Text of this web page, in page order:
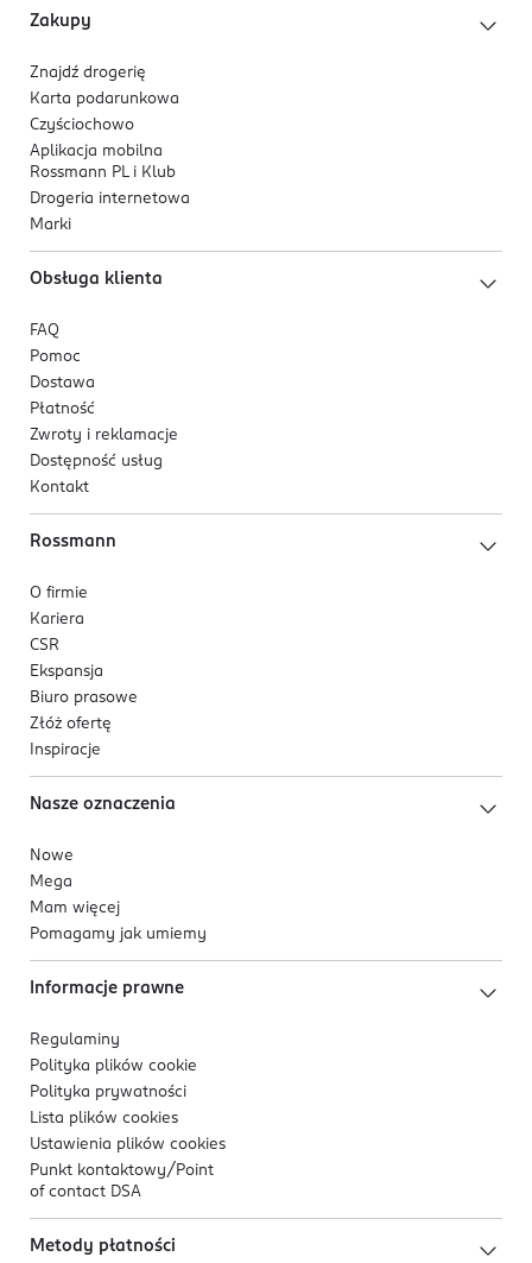
OSTRZEŻENIA DOTYCZĄCE BEZPIECZEŃSTWA
PRODUCENT/PODMIOT ODPOWIEDZIALNY
Dirk Rossmann GmbH
Isernhägener Straße 16
30938
Burgwedel
product@rossmann.info
DE-Niemcy
Kod EAN
4 305615 727240
Zakupy
Znajdź drogerię
Karta podarunkowa
Czyściochowo
Aplikacja mobilna
Rossmann PL i Klub
Drogeria internetowa
Marki
Obsługa klienta
FAQ
Pomoc
Dostawa
Płatność
Zwroty i reklamacje
Dostępność usług
Kontakt
Rossmann
O firmie
Kariera
CSR
Ekspansja
Biuro prasowe
Złóż ofertę
Inspiracje
Nasze oznaczenia
Nowe
Mega
Mam więcej
Pomagamy jak umiemy
Informacje prawne
Regulaminy
Polityka plików cookie
Polityka prywatności
Lista plików cookies
Ustawienia plików cookies
Punkt kontaktowy/ Point
of contact DSA
Metody płatności